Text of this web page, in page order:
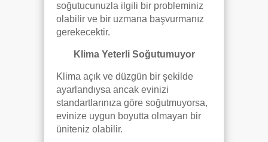
soğutucunuzla ilgili bir probleminiz
olabilir ve bir uzmana başvurmanız
gerekecektir.
Klima Yeterli Soğutumuyor
Klima açık ve düzgün bir şekilde
ayarlandıysa ancak evinizi
standartlarınıza göre soğutmuyorsa,
evinize uygun boyutta olmayan bir
üniteniz olabilir.